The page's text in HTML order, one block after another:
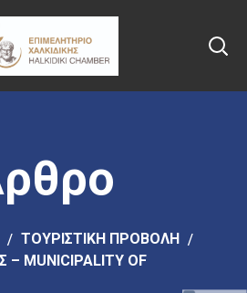
ΤΟΥΡΙΣΤΙΚΗ ΠΡΟΒΟΛΗ
MUNICIPALITY OF